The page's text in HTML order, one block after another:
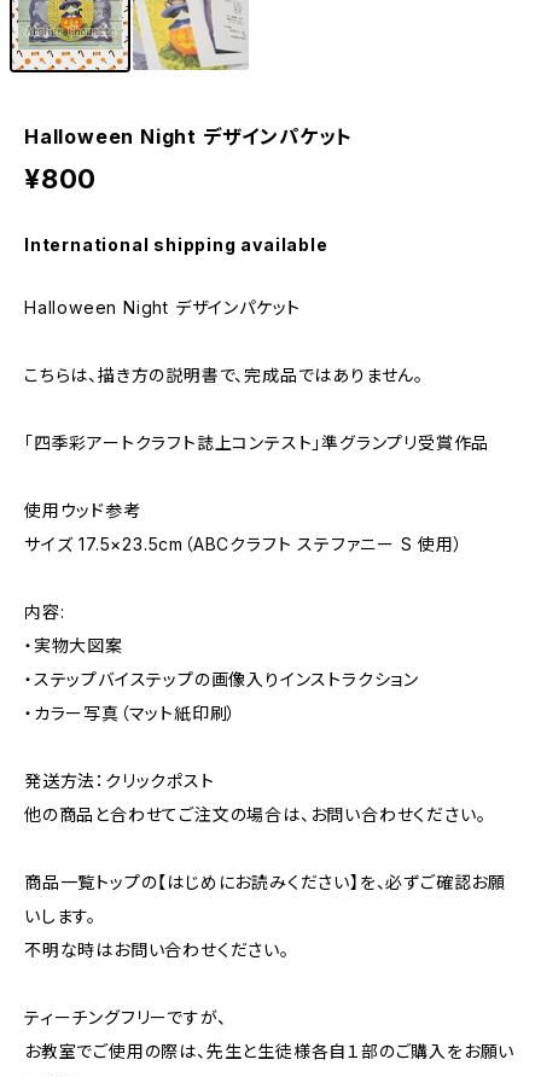
Halloween Night デザインパケット
¥800
International shipping available
Halloween Night デザインパケット
こちらは、描き方の説明書で、完成品ではありません。
「四季彩アートクラフト誌上コンテスト」準グランプリ受賞作品
使用ウッド参考
サイズ 17.5×23.5cm（ABCクラフト ステファニー S 使用）
内容:
・実物大図案
・ステップバイステップの画像入りインストラクション
・カラー写真（マット紙印刷）
発送方法：クリックポスト
他の商品と合わせてご注文の場合は、お問い合わせください。
商品一覧トップの【はじめにお読みください】を、必ずご確認お願
いします。
不明な時はお問い合わせください。
ティーチングフリーですが、
お教室でご使用の際は、先生と生徒様各自１部のご購入をお願い